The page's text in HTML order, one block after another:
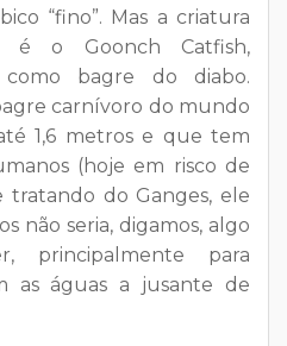
“fino”. Mas a criatura
é o Goonch Catfish,
bagre do diabo.
carnívoro do mundo
1,6 metros e que tem
(hoje em risco de
tratando do Ganges, ele
não seria, digamos, algo
principalmente para
as águas a jusante de